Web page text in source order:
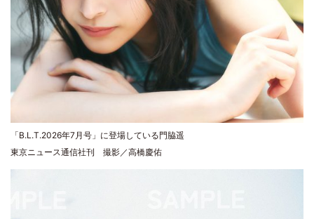
「B.L.T.2026年7月号」に登場している門脇遥
東京ニュース通信社刊 撮影／高橋慶佑